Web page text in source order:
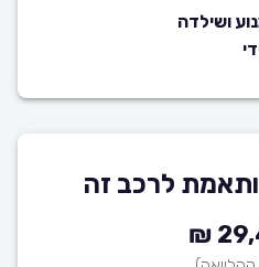
ושילדה
לרכב זה